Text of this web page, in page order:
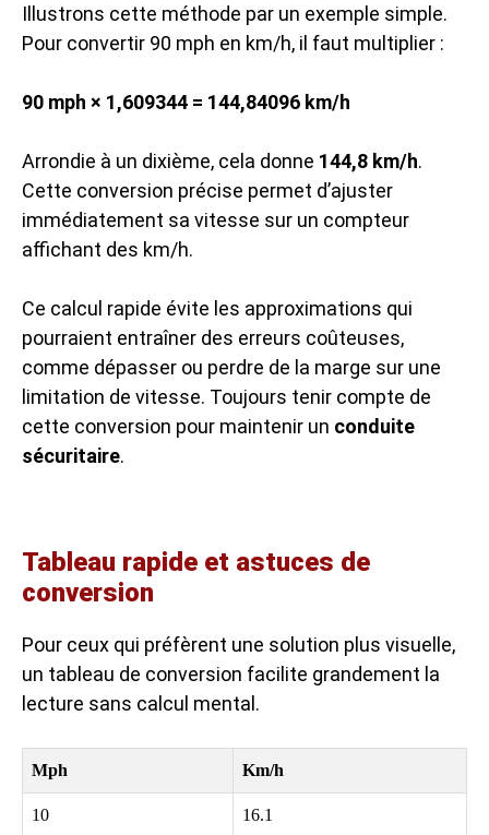
Illustrons cette méthode par un exemple simple.
Pour convertir 90 mph en km/h, il faut multiplier :
90 mph × 1,609344 = 144,84096 km/h
Arrondie à un dixième, cela donne 144,8 km/h.
Cette conversion précise permet d’ajuster
immédiatement sa vitesse sur un compteur
affichant des km/h.
Ce calcul rapide évite les approximations qui
pourraient entraîner des erreurs coûteuses,
comme dépasser ou perdre de la marge sur une
limitation de vitesse. Toujours tenir compte de
cette conversion pour maintenir un conduite
sécuritaire.
Tableau rapide et astuces de
conversion
Pour ceux qui préfèrent une solution plus visuelle,
un tableau de conversion facilite grandement la
lecture sans calcul mental.
Mph Km/h
10 16.1